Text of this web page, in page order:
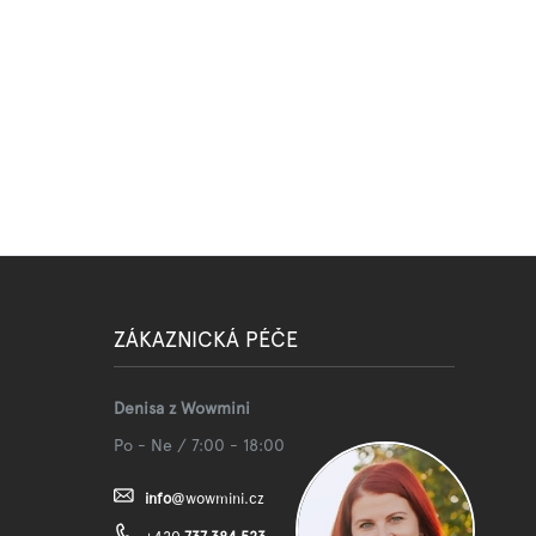
ZÁKAZNICKÁ PÉČE
Denisa z Wowmini
Po - Ne / 7:00 - 18:00
info@wowmini.cz